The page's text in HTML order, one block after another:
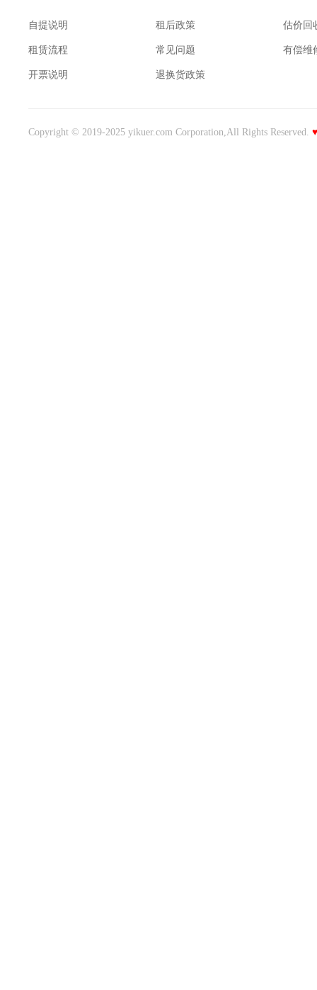
自提说明
租赁流程
开票说明
租后政策
常见问题
退换货政策
估价回
有偿维
Copyright © 2019-2025 yikuer.com Corporation,All Rights Reserved. ♥